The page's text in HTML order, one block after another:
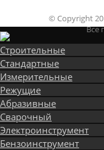
© Copyright
Все
Строительные
Стандартные
Измерительные
Режущие
Абразивные
Сварочный
Электроинструмент
Бензоинструмент